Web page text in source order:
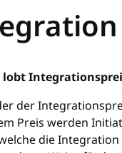
der
Preis werden
die